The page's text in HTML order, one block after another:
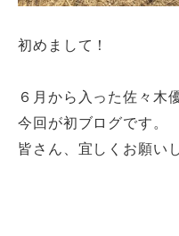
初めまして！
６月から入った佐々木
今回が初ブログです。
皆さん、宜しくお願い